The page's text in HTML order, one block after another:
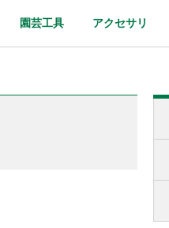
園芸工具 アクセサリ